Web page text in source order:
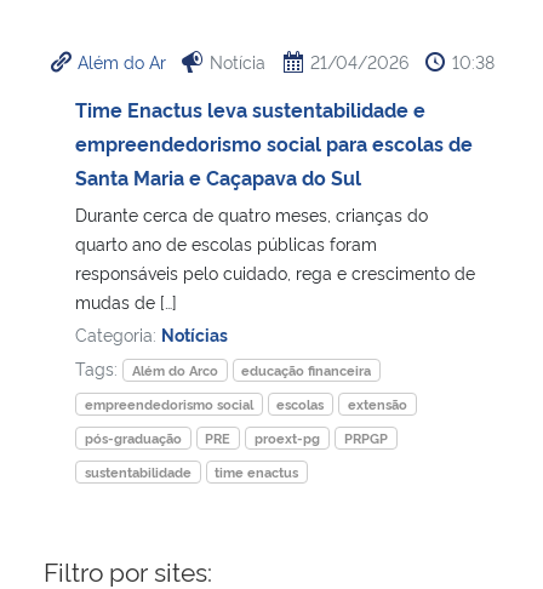
Ministério da Cidadania
Ministério de Minas e Energia
Ministério da Ciência, Tecnologia, Inovações e Comunicações
Ministério do Turismo
Ministério do Desenvolvimento Regional
Ministério da Mulher, da Família e dos Direitos Humanos
Além do Ar Notícia 21/04/2026 10:38
Time Enactus leva sustentabilidade e
empreendedorismo social para escolas de
Santa Maria e Caçapava do Sul
Durante cerca de quatro meses, crianças do
quarto ano de escolas públicas foram
responsáveis pelo cuidado, rega e crescimento de
mudas de […]
Categoria: Notícias
Tags:
Além do Arco
educação financeira
empreendedorismo social
escolas
extensão
pós-graduação
PRE proext-pg
PRPGP
sustentabilidade
time enactus
Filtro por sites: